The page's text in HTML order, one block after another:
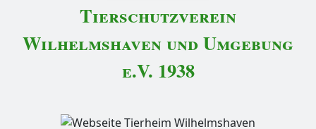
Tierschutzverein
Wilhelmshaven und Umgebung
e.V. 1938